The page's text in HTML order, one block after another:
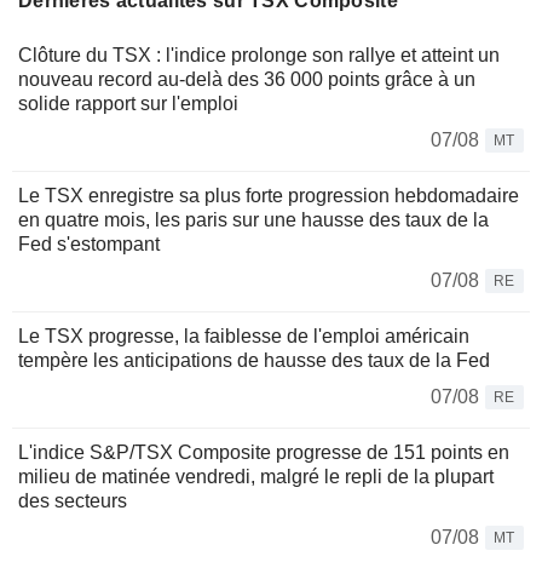
Clôture du TSX : l'indice prolonge son rallye et atteint un
nouveau record au-delà des 36 000 points grâce à un
solide rapport sur l'emploi
07/08
MT
Le TSX enregistre sa plus forte progression hebdomadaire
en quatre mois, les paris sur une hausse des taux de la
Fed s'estompant
07/08
RE
Le TSX progresse, la faiblesse de l'emploi américain
tempère les anticipations de hausse des taux de la Fed
07/08
RE
L'indice S&P/TSX Composite progresse de 151 points en
milieu de matinée vendredi, malgré le repli de la plupart
des secteurs
07/08
MT